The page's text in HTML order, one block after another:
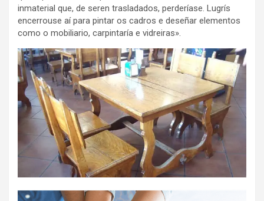
inmaterial que, de seren trasladados, perderíase. Lugrís
encerrouse aí para pintar os cadros e deseñar elementos
como o mobiliario, carpintaría e vidreiras».